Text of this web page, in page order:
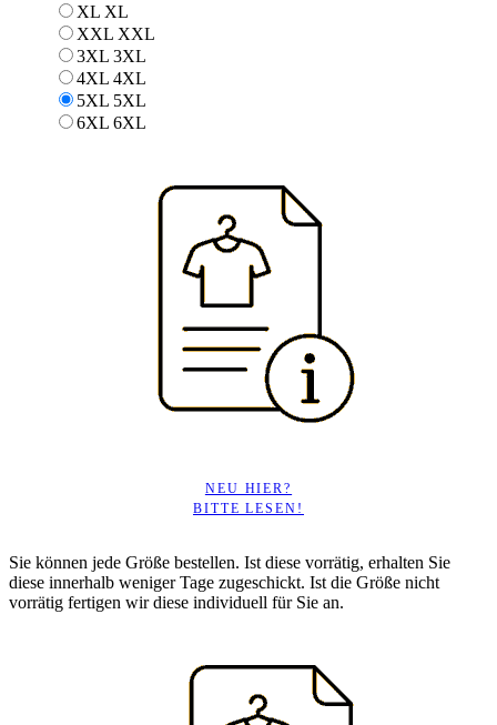
XL XL
XXL XXL
3XL 3XL
4XL 4XL
5XL 5XL
6XL 6XL
NEU HIER?
BITTE LESEN!
Sie können jede Größe bestellen. Ist diese vorrätig, erhalten Sie
diese innerhalb weniger Tage zugeschickt. Ist die Größe nicht
vorrätig fertigen wir diese individuell für Sie an.